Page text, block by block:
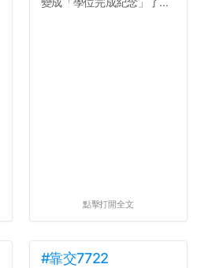
點擊打開全文
#靠交7722